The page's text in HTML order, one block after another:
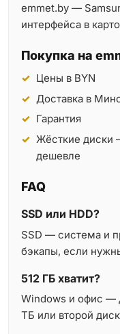
emmet.by —
интерфейса в
Покупка на
Цены в BYN
Доставка в
Гарантия
Жёсткие диски
дешевле
FAQ
SSD или HDD?
SSD — система и
бэкапы, если
512 ГБ хватит?
Windows и офис —
ТБ или второй